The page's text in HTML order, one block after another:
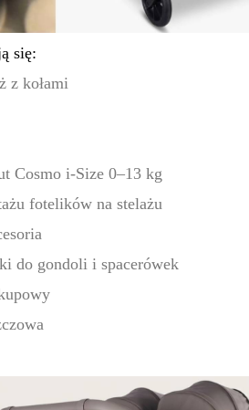
się:
z kołami
Cosmo i-Size 0–13 kg
fotelików na stelażu
do gondoli i spacerówek